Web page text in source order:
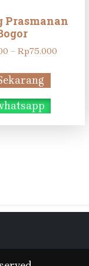
Prasmanan
– Rp75.000Rentang